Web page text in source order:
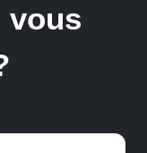
vous